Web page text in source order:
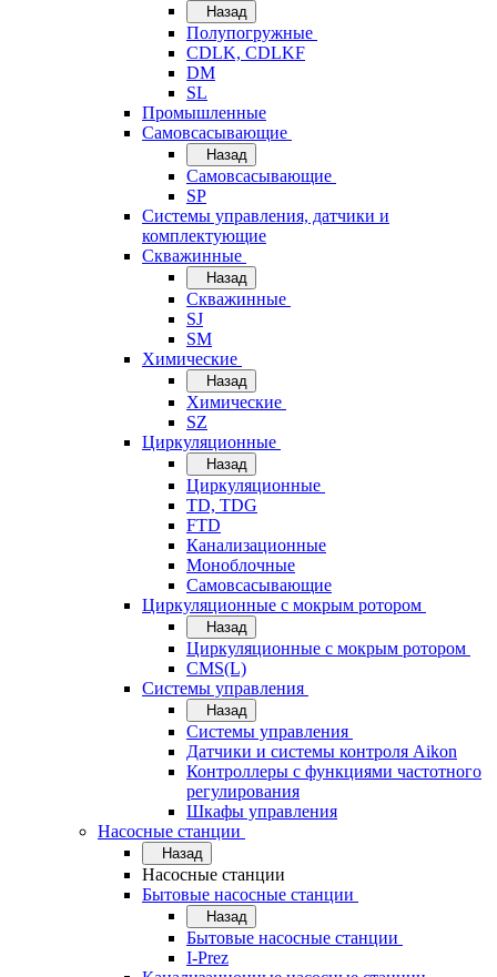
Назад
Полупогружные
CDLK, CDLKF
DM
SL
Промышленные
Самовсасывающие
Назад
Самовсасывающие
SP
Системы управления, датчики и
комплектующие
Скважинные
Назад
Скважинные
SJ
SM
Химические
Назад
Химические
SZ
Циркуляционные
Назад
Циркуляционные
TD, TDG
FTD
Канализационные
Моноблочные
Самовсасывающие
Циркуляционные с мокрым ротором
Назад
Циркуляционные с мокрым ротором
CMS(L)
Системы управления
Назад
Системы управления
Датчики и системы контроля Aikon
Контроллеры с функциями частотного
регулирования
Шкафы управления
Насосные станции
Назад
Насосные станции
Бытовые насосные станции
Назад
Бытовые насосные станции
I-Prez